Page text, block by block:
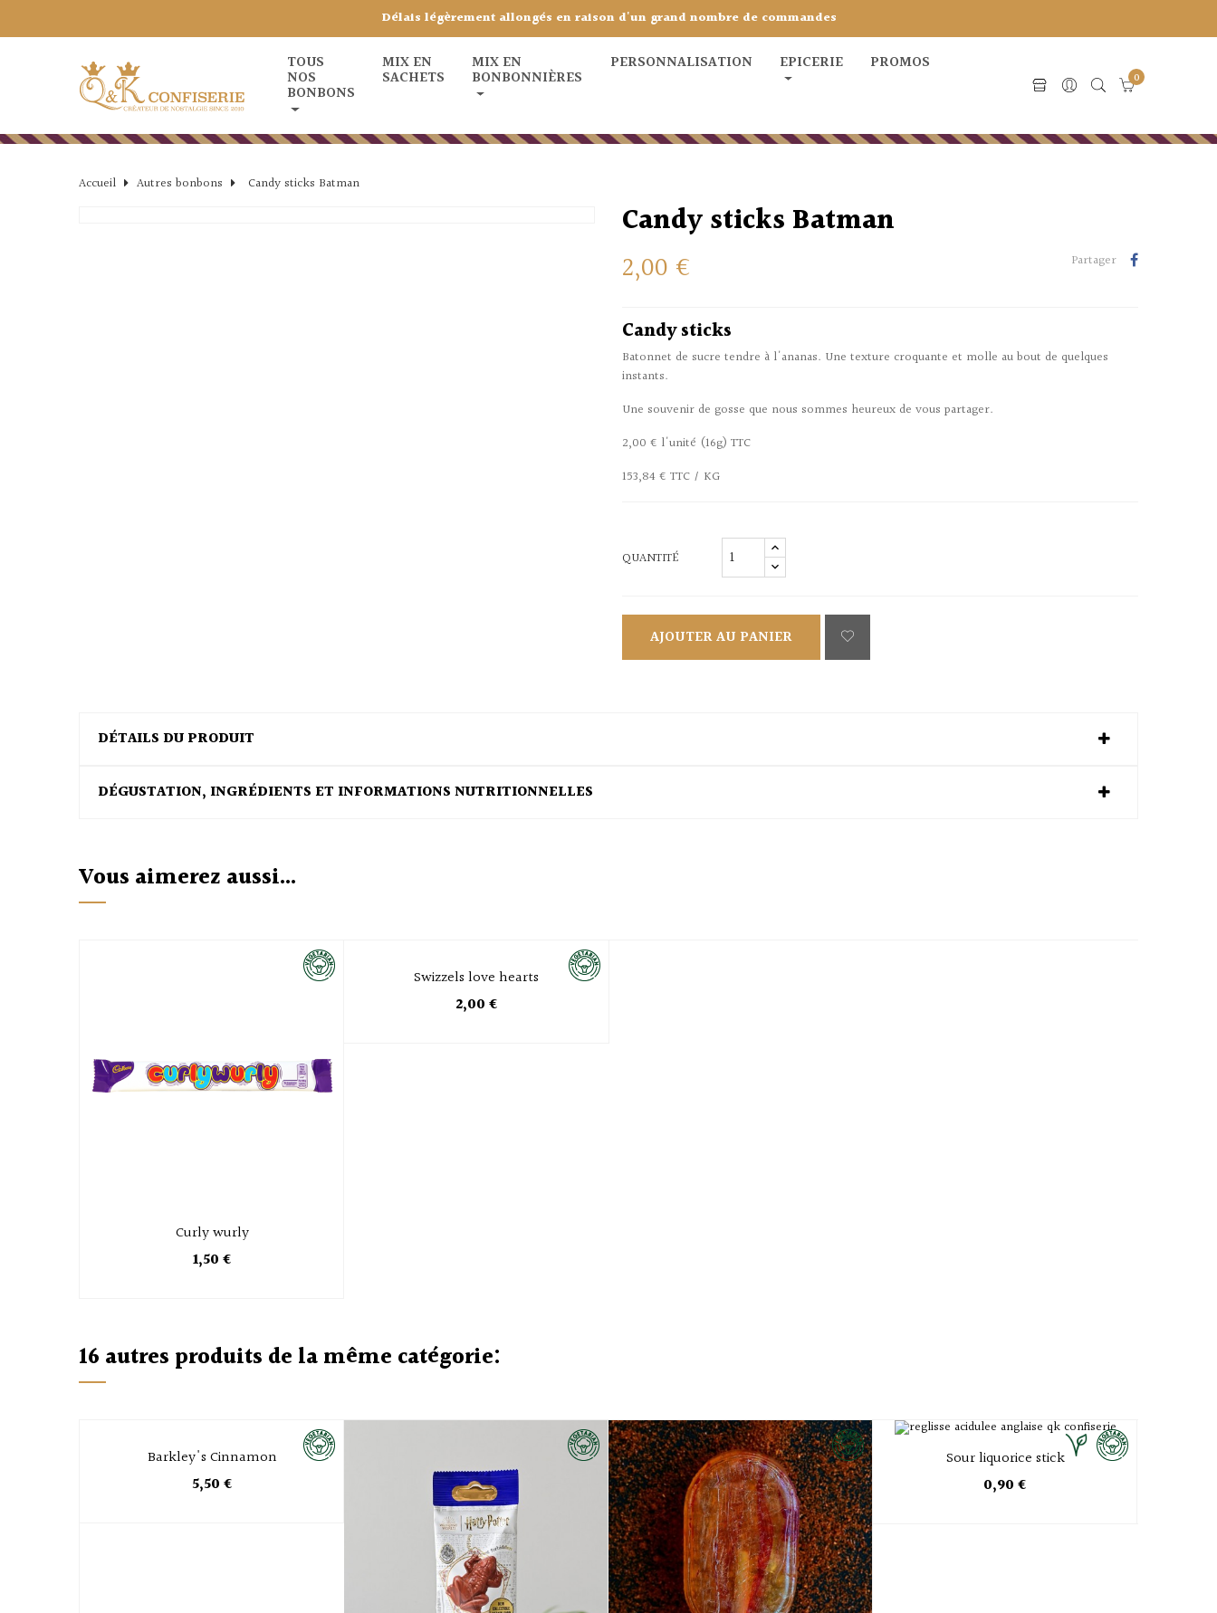
Délais légèrement allongés en raison d'un grand nombre de commandes
TOUS
NOS
BONBONS
MIX EN
SACHETS
MIX EN
BONBONNIÈRES
PERSONNALISATION EPICERIE PROMOS
0
Accueil Autres bonbons Candy sticks Batman
Candy sticks Batman
2,00 €
Partager
Candy sticks
Batonnet de sucre tendre à l'ananas. Une texture croquante et molle au bout de quelques
instants.
Une souvenir de gosse que nous sommes heureux de vous partager.
2,00 € l'unité (16g) TTC
153,84 € TTC / KG
QUANTITÉ
AJOUTER AU PANIER
DÉTAILS DU PRODUIT
DÉGUSTATION, INGRÉDIENTS ET INFORMATIONS NUTRITIONNELLES
Vous aimerez aussi...
Curly wurly
1,50 €
Swizzels love hearts
2,00 €
16 autres produits de la même catégorie:
Barkley's Cinnamon
5,50 €
Sour liquorice stick
0,90 €